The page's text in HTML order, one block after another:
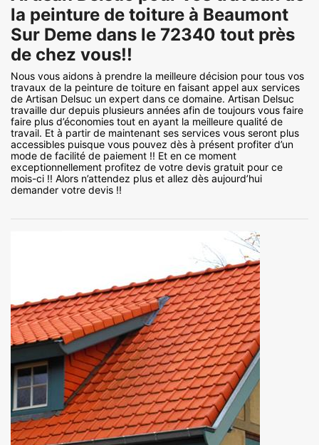
la peinture de toiture à Beaumont
Sur Deme dans le 72340 tout près
de chez vous!!
Nous vous aidons à prendre la meilleure décision pour tous vos
travaux de la peinture de toiture en faisant appel aux services
de Artisan Delsuc un expert dans ce domaine. Artisan Delsuc
travaille dur depuis plusieurs années afin de toujours vous faire
faire plus d’économies tout en ayant la meilleure qualité de
travail. Et à partir de maintenant ses services vous seront plus
accessibles puisque vous pouvez dès à présent profiter d’un
mode de facilité de paiement !! Et en ce moment
exceptionnellement profitez de votre devis gratuit pour ce
mois-ci !! Alors n’attendez plus et allez dès aujourd’hui
demander votre devis !!